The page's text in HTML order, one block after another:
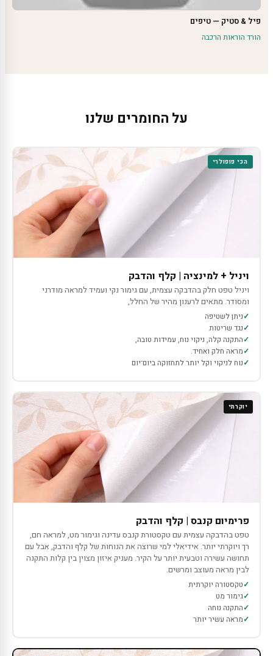
פיל & סטיק — טיפים
הורד הוראות הרכבה
על החומרים שלנו
הכי פופולרי
ויניל + למינציה | קלף והדבק
ויניל טפט חלק בהדבקה עצמית, עם גימור נקי ועמיד למראה מודרני
ומסודר. מתאים לרענון מהיר של החלל,
ניתן לשטיפה
נגד שריטות
התקנה קלה, ניקוי נוח, עמידות טובה,
מראה חלק ואחיד.
נוח לניקוי וקל יותר לתחזוקה ביום־יום
יוקרתי
פרימיום קנבס | קלף והדבק
טפט בהדבקה עצמית עם טקסטורת קנבס עדינה וגימור מט, למראה חם,
רך ויוקרתי יותר. אידיאלי למי שרוצה את הנוחות של קלף והדבק, אבל עם
תחושה עשירה וטבעית יותר על הקיר. מעניק איזון מצוין בין קלות התקנה
לבין מראה מעוצב ומרשים.
טקסטורה יוקרתית
גימור מט
התקנה נוחה
מראה עשיר יותר